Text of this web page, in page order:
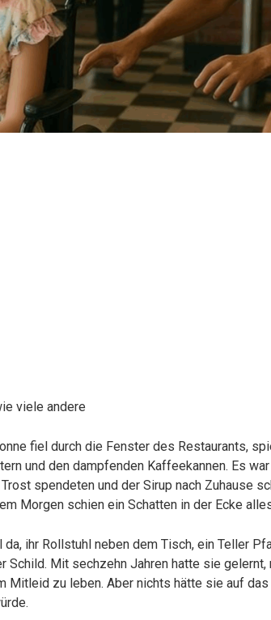
viele andere
fiel durch die Fenster des Restaurants,
und den dampfenden Kaffeekannen. Es
spendeten und der Sirup nach Zuhause
Morgen schien ein Schatten in der Ecke
da, ihr Rollstuhl neben dem Tisch, ein Teller
Schild. Mit sechzehn Jahren hatte sie gelernt,
Mitleid zu leben. Aber nichts hätte sie auf